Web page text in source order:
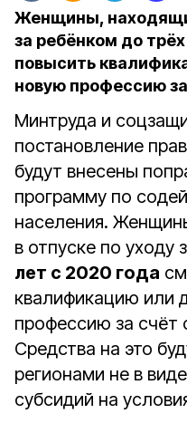
Женщины,
за ребёнком до
повысить
новую профессию
Минтруда и
постановление
будут внесены
программу по
населения.
в отпуске по уходу
лет с 2020 года
квалификацию или
профессию за счёт
Средства на это
регионами не в
субсидий на